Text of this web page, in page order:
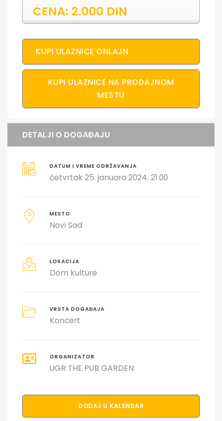
CENA: 2.000 DIN
KUPI ULAZNICE ONLAJN
KUPI ULAZNICE NA PRODAJNOM
MESTU
DETALJI O DOGAĐAJU
DATUM I VREME ODRŽAVANJA
četvrtak 25. januara 2024. 21.00
MESTO
Novi Sad
LOKACIJA
Dom kulture
VRSTA DOGAĐAJA
Koncert
ORGANIZATOR
UGR THE PUB GARDEN
DODAJ U KALENDAR